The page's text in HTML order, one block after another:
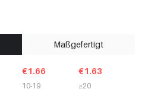
Maßgefertigt
€1.66
10-19
€1.63
≥20